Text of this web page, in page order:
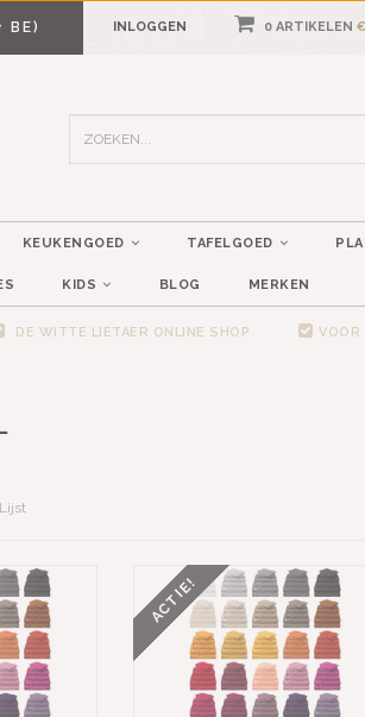
BE) INLOGGEN 0 ARTIKELEN
KEUKENGOED TAFELGOED
KIDS BLOG MERKEN
DE WITTE LIETAER ONLINE SHOP VOOR
Lijst
ACTIE!